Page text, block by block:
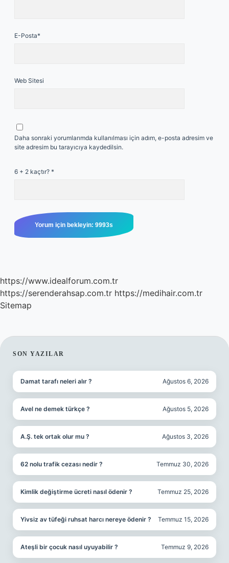
E-Posta*
Web Sitesi
Daha sonraki yorumlarımda kullanılması için adım, e-posta adresim ve
site adresim bu tarayıcıya kaydedilsin.
6 + 2 kaçtır? *
https://www.idealforum.com.tr
https://serenderahsap.com.tr https://medihair.com.tr
Sitemap
SIDEBAR
SON YAZILAR
Damat tarafı neleri alır ? Ağustos 6, 2026
Avel ne demek türkçe ? Ağustos 5, 2026
A.Ş. tek ortak olur mu ? Ağustos 3, 2026
62 nolu trafik cezası nedir ? Temmuz 30, 2026
Kimlik değiştirme ücreti nasıl ödenir ? Temmuz 25, 2026
Yivsiz av tüfeği ruhsat harcı nereye ödenir ? Temmuz 15, 2026
Ateşli bir çocuk nasıl uyuyabilir ? Temmuz 9, 2026